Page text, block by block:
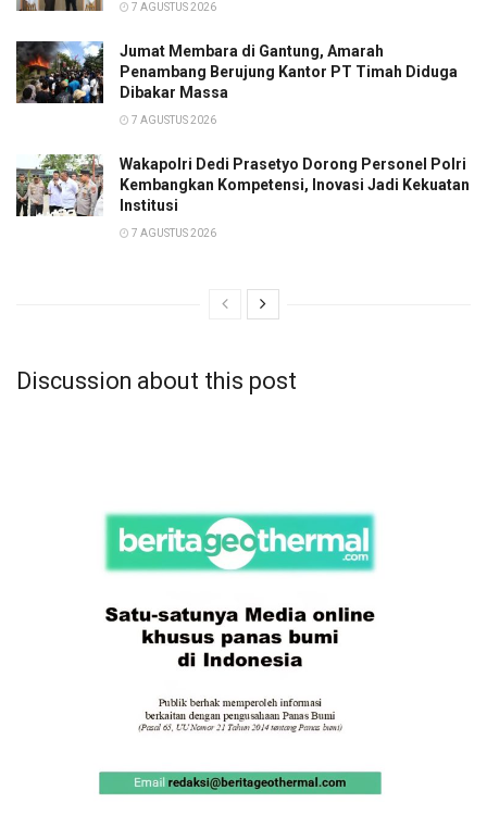
7 AGUSTUS 2026
Jumat Membara di Gantung, Amarah
Penambang Berujung Kantor PT Timah Diduga
Dibakar Massa
7 AGUSTUS 2026
Wakapolri Dedi Prasetyo Dorong Personel Polri
Kembangkan Kompetensi, Inovasi Jadi Kekuatan
Institusi
7 AGUSTUS 2026
Discussion about this post